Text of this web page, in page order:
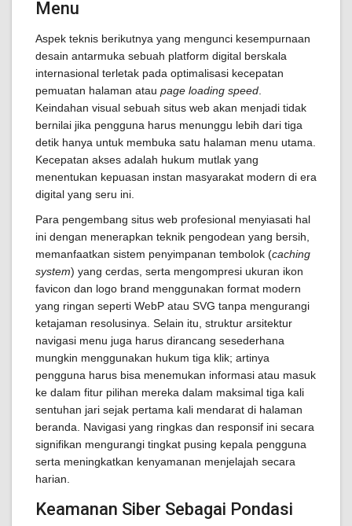
Menu
Aspek teknis berikutnya yang mengunci kesempurnaan
desain antarmuka sebuah platform digital berskala
internasional terletak pada optimalisasi kecepatan
pemuatan halaman atau page loading speed
Keindahan visual sebuah situs web akan menjadi tidak
bernilai jika pengguna harus menunggu lebih dari tiga
detik hanya untuk membuka satu halaman menu utama.
Kecepatan akses adalah hukum mutlak yang
menentukan kepuasan instan masyarakat modern di era
digital yang seru ini.
Para pengembang situs web profesional menyiasati hal
ini dengan menerapkan teknik pengodean yang bersih,
memanfaatkan sistem penyimpanan tembolok (caching
system) yang cerdas, serta mengompresi ukuran ikon
favicon dan logo brand menggunakan format modern
yang ringan seperti WebP atau SVG tanpa mengurangi
ketajaman resolusinya. Selain itu, struktur arsitektur
navigasi menu juga harus dirancang sesederhana
mungkin menggunakan hukum tiga klik; artinya
pengguna harus bisa menemukan informasi atau masuk
ke dalam fitur pilihan mereka dalam maksimal tiga kali
sentuhan jari sejak pertama kali mendarat di halaman
beranda. Navigasi yang ringkas dan responsif ini secara
signifikan mengurangi tingkat pusing kepala pengguna
serta meningkatkan kenyamanan menjelajah secara
harian.
Keamanan Siber Sebagai Pondasi